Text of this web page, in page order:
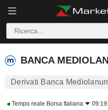
BANCA MEDIOLANUM
BANCA
Derivati Banca
Tempo reale Borsa Italiana